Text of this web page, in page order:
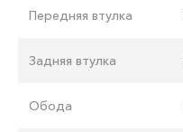
Передняя втулка
Задняя втулка
Обода